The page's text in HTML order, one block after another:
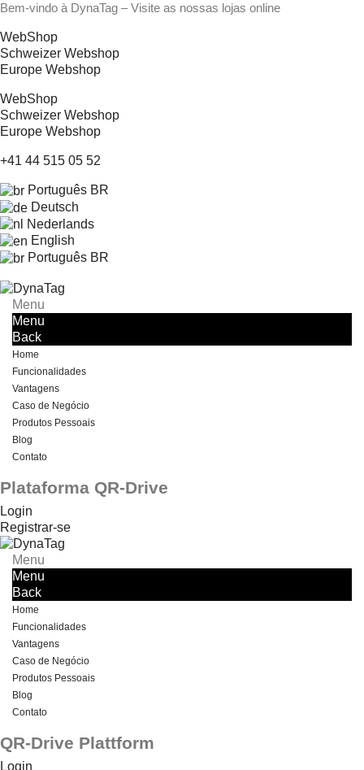
Bem-vindo à DynaTag – Visite as nossas lojas online
WebShop
Schweizer Webshop
Europe Webshop
WebShop
Schweizer Webshop
Europe Webshop
+41 44 515 05 52
Português BR
Deutsch
Nederlands
English
Português BR
Menu
Menu
Back
Home
Funcionalidades
Vantagens
Caso de Negócio
Produtos Pessoais
Blog
Contato
Plataforma QR-Drive
Login
Registrar-se
Menu
Menu
Back
Home
Funcionalidades
Vantagens
Caso de Negócio
Produtos Pessoais
Blog
Contato
QR-Drive Plattform
Login